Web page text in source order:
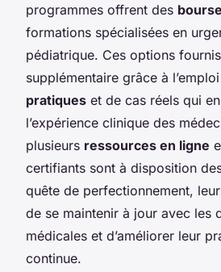
programmes offrent des
formations spécialisées en
pédiatrique. Ces options
supplémentaire grâce à
pratiques et de cas réels qui
l’expérience clinique des
plusieurs ressources en ligne
certifiants sont à disposition
quête de perfectionnement,
de se maintenir à jour avec les
médicales et d’améliorer leur
continue.